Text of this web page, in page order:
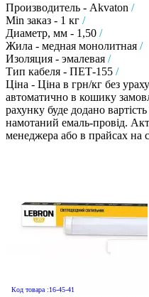
Производитель - Akvaton /
Min заказ - 1 кг /
Диаметр, мм - 1,50 /
Жила - медная монолитная /
Изоляция - эмалевая /
Тип кабеля - ПЕТ-155 /
Ціна - Ціна в грн/кг без
автоматично в кошику
рахунку буде додано
намотаний емаль-провід.
менеджера або в прайсах на
Код товара :16-45-41